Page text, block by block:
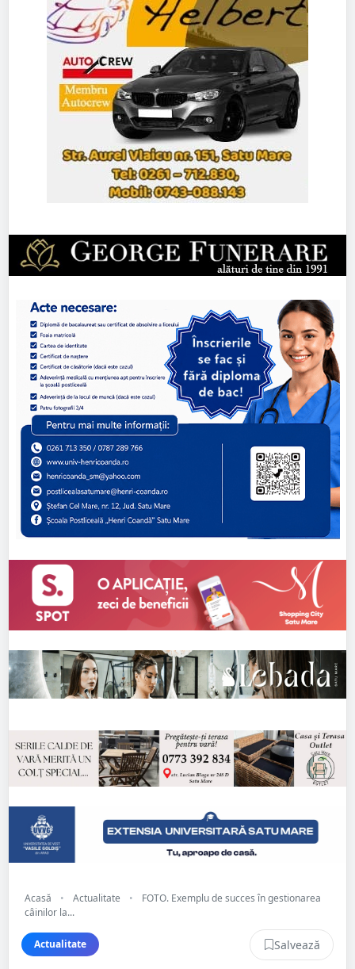
Acasă • Actualitate •
FOTO. Exemplu de succes în gestionarea
câinilor la...
Actualitate Salvează